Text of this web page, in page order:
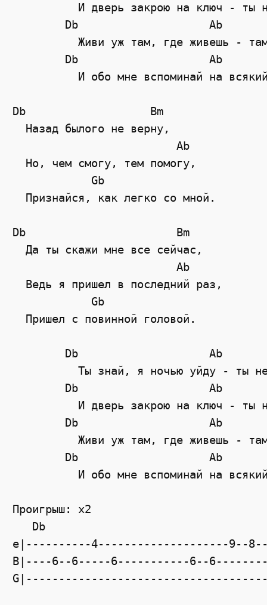
И дверь закрою на ключ - ты
Db
Ab
Живи уж там, где живешь -
Db
Ab
И обо мне вспоминай на
Db
Bm
  Назад былого не верну,
Ab
  Но, чем смогу, тем помогу,
Gb
  Признайся, как легко со мной.
Db
Bm
  Да ты скажи мне все сейчас,
Ab
  Ведь я пришел в последний раз,
Gb
  Пришел с повинной головой.
Db
Ab
Ты знай, я ночью уйду - ты
Db
Ab
И дверь закрою на ключ - ты
Db
Ab
Живи уж там, где живешь -
Db
Ab
И обо мне вспоминай на
Проигрыш: x2
Db
e|----------4--------------------9--
B|----6--6-----6-----------6--